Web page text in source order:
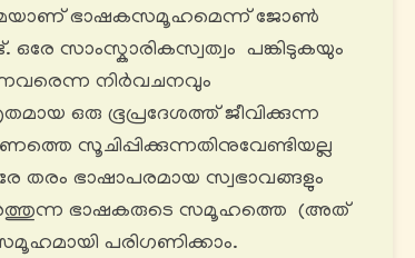
ഭാഷകസമൂഹമെന്ന് ജോൺ
സാംസ്കാരികസ്വത്വം പങ്കിടുകയും
നിർവചനവും
ഒരു ഭൂപ്രദേശത്ത് ജീവിക്കുന്ന
സൂചിപ്പിക്കുന്നതിനുവേണ്ടിയല്ല
ഭാഷാപരമായ സ്വഭാവങ്ങളും
ഭാഷകരുടെ സമൂഹത്തെ (അത്
പരിഗണിക്കാം.